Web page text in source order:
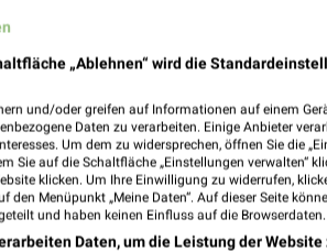
Ebersdorf bei Coburg, Deutschland
McDonald´s Angebote in Coburg
Coburg, Deutschland
301,54 km
„Ablehnen“ wird die
und/oder greifen auf Informationen auf einem
Daten zu verarbeiten. Einige Anbieter
Um dem zu widersprechen, öffnen Sie die
Sie auf die Schaltfläche „Einstellungen verwalten“
klicken. Um Ihre Einwilligung zu widerrufen,
den Menüpunkt „Meine Daten“. Auf dieser Seite
und haben keinen Einfluss auf die Browserdaten.
Daten, um die Leistung der